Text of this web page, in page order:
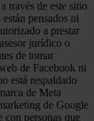
través de este sitio
pensados ni
a prestar
jurídico o
de tomar
de Facebook ni
está respaldado
de Meta
de Google
con personas que